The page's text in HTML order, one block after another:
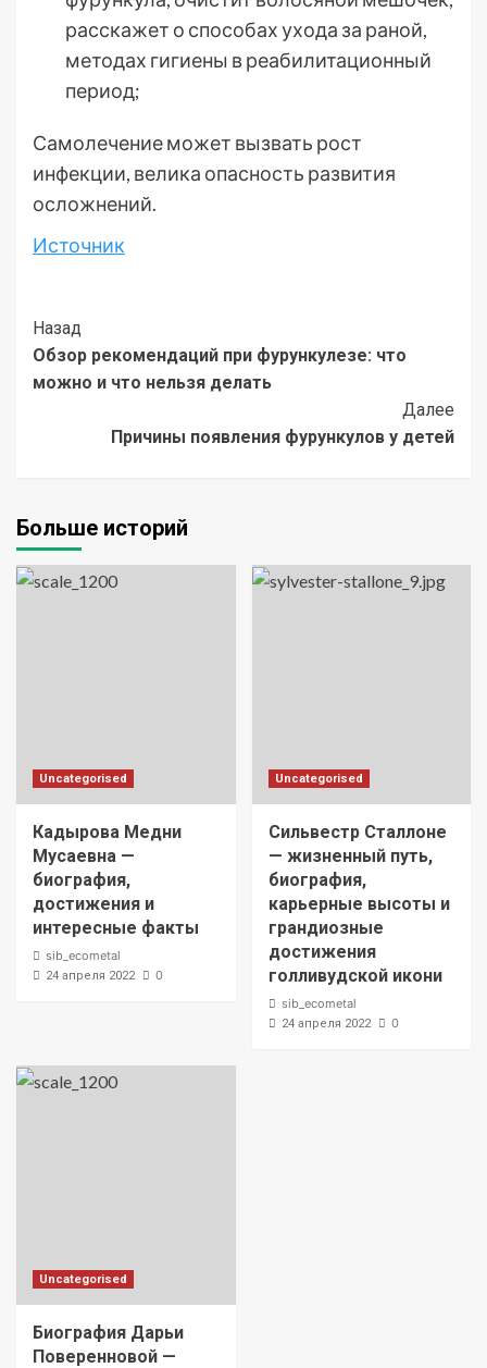
расскажет о способах ухода за раной,
методах гигиены в реабилитационный
период;
Самолечение может вызвать рост
инфекции, велика опасность развития
осложнений.
Источник
Post
Navigation
Назад
Обзор рекомендаций при фурункулезе: что
можно и что нельзя делать
Далее
Причины появления фурункулов у детей
Больше историй
Uncategorised
Кадырова Медни
Мусаевна —
биография,
достижения и
интересные факты
sib_ecometal
24 апреля 2022 0
Uncategorised
Сильвестр Сталлоне
— жизненный путь,
биография,
карьерные высоты и
грандиозные
достижения
голливудской икони
sib_ecometal
24 апреля 2022 0
Uncategorised
Биография Дарьи
Поверенновой —